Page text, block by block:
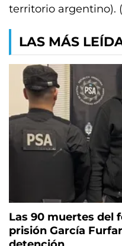
territorio argentino).
LAS MÁS
Las 90 muertes del
prisión García